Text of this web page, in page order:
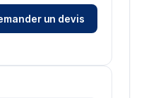
un devis